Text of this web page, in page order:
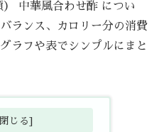
） 中華風合わせ酢 につい
ランス、カロリー分の消費
ラフや表でシンプルにまと